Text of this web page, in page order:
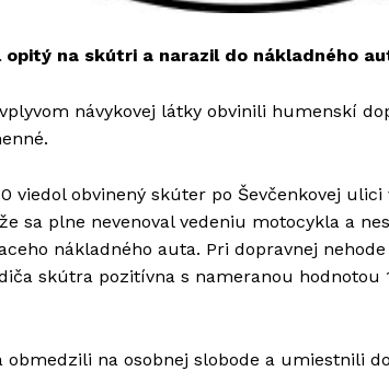
opitý na skútri a narazil do nákladného
návykovej látky obvinili humenskí
viedol obvinený skúter po Ševčenkovej
sa plne nevenoval vedeniu motocykla a
nákladného auta. Pri dopravnej
skútra pozitívna s nameranou hodnotou
obmedzili na osobnej slobode a umiestnili